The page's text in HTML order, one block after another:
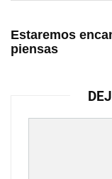
Estaremos
piensas